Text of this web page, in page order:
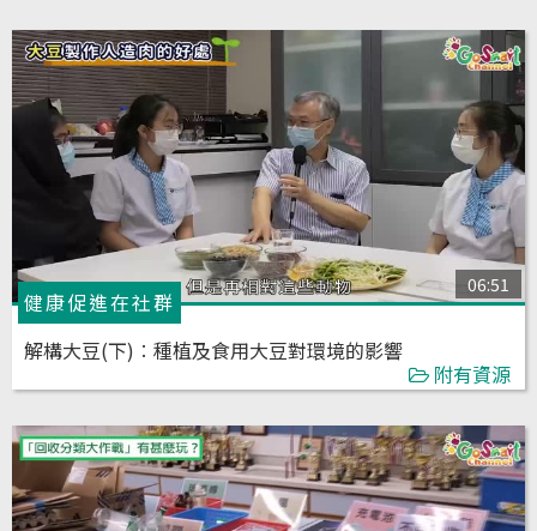
06:51
健康促進在社群
解構大豆(下)︰種植及食用大豆對環境的影響
附有資源